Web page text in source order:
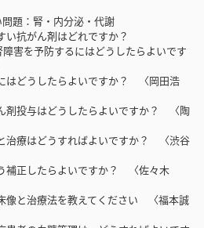
題：腎・内分泌・代謝
抗がん剤はどれですか？
予防するにはどうしたらよいです
はどうしたらよいですか？ 〈岡田浩
剤投与はどうしたらよいですか？ 〈陶
治療はどうすればよいですか？ 〈渋谷
補正したらよいですか？ 〈佐々木
像と治療法を教えてください 〈福本誠